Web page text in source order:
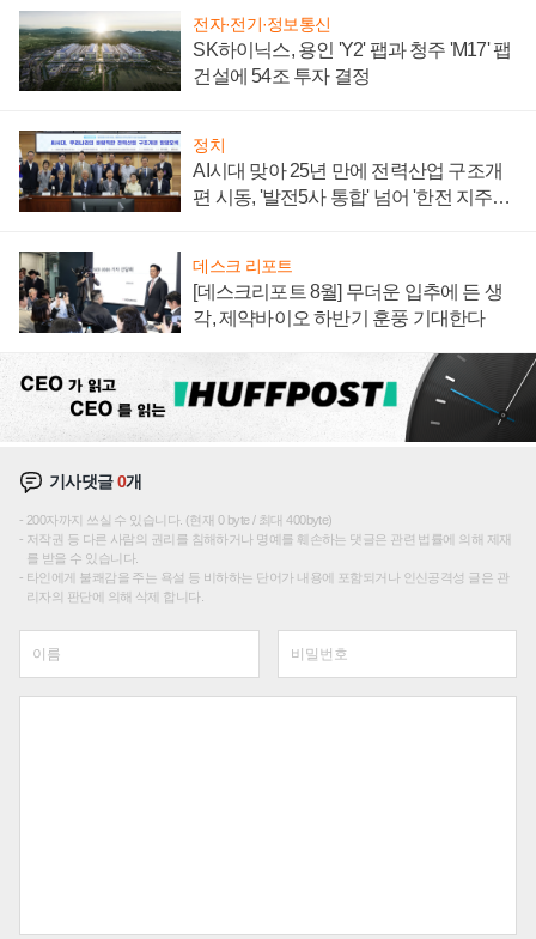
전자·전기·정보통신
SK하이닉스, 용인 'Y2' 팹과 청주 'M17' 팹
건설에 54조 투자 결정
정치
AI시대 맞아 25년 만에 전력산업 구조개
편 시동, '발전5사 통합' 넘어 '한전 지주사'
데스크 리포트
[데스크리포트 8월] 무더운 입추에 든 생
각, 제약바이오 하반기 훈풍 기대한다
기사댓글0개
200자까지 쓰실 수 있습니다. (현재 0 byte / 최대 400byte)
저작권 등 다른 사람의 권리를 침해하거나 명예를 훼손하는 댓글은 관련 법률에 의해 제재
를 받을 수 있습니다.
타인에게 불쾌감을 주는 욕설 등 비하하는 단어가 내용에 포함되거나 인신공격성 글은 관
리자의 판단에 의해 삭제 합니다.